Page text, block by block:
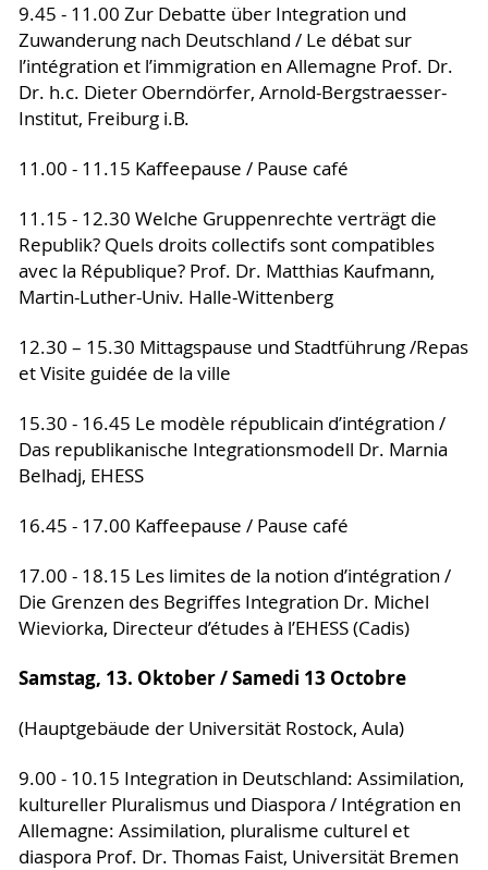
9.45 - 11.00 Zur Debatte über Integration und
Zuwanderung nach Deutschland / Le débat sur
l’intégration et l’immigration en Allemagne Prof. Dr.
Dr. h.c. Dieter Oberndörfer, Arnold-Bergstraesser-
Institut, Freiburg i.B.
11.00 - 11.15 Kaffeepause / Pause café
11.15 - 12.30 Welche Gruppenrechte verträgt die
Republik? Quels droits collectifs sont compatibles
avec la République? Prof. Dr. Matthias Kaufmann,
Martin-Luther-Univ. Halle-Wittenberg
12.30 – 15.30 Mittagspause und Stadtführung /Repas
et Visite guidée de la ville
15.30 - 16.45 Le modèle républicain d’intégration /
Das republikanische Integrationsmodell Dr. Marnia
Belhadj, EHESS
16.45 - 17.00 Kaffeepause / Pause café
17.00 - 18.15 Les limites de la notion d’intégration /
Die Grenzen des Begriffes Integration Dr. Michel
Wieviorka, Directeur d’études à l’EHESS (Cadis)
Samstag, 13. Oktober / Samedi 13 Octobre
(Hauptgebäude der Universität Rostock, Aula)
9.00 - 10.15 Integration in Deutschland: Assimilation,
kultureller Pluralismus und Diaspora / Intégration en
Allemagne: Assimilation, pluralisme culturel et
diaspora Prof. Dr. Thomas Faist, Universität Bremen